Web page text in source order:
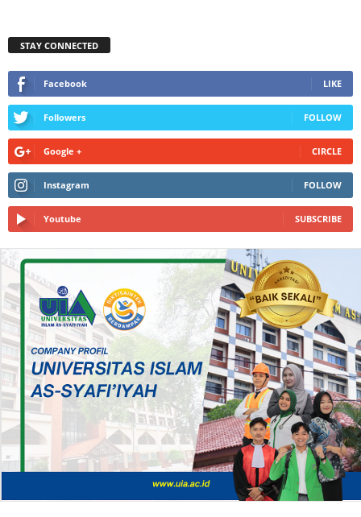
STAY CONNECTED
Facebook LIKE
Followers FOLLOW
Google + CIRCLE
Instagram FOLLOW
Youtube SUBSCRIBE